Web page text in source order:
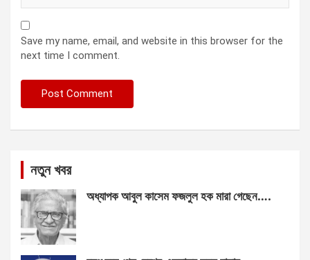
Save my name, email, and website in this browser for the
next time I comment.
নতুন খবর
অধ্যাপক আবুল কাসেম ফজলুল হক মারা গেছেন….